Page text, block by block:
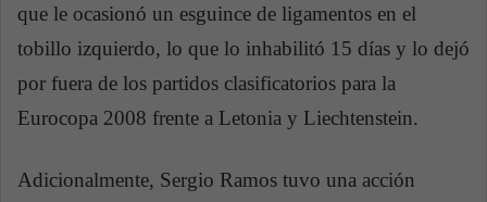
que le ocasionó un esguince de ligamentos en el
tobillo izquierdo, lo que lo inhabilitó 15 días y lo dejó
por fuera de los partidos clasificatorios para la
Eurocopa 2008 frente a Letonia y Liechtenstein.
Adicionalmente, Sergio Ramos tuvo una acción